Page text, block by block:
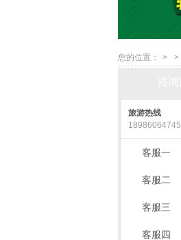
您的位置： > >
旅游热线
18986064745
客服一
客服二
客服三
客服四